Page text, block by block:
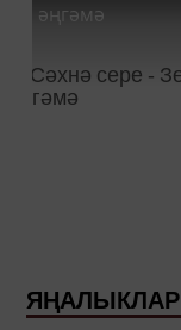
әңгәмә
ЯҢАЛЫКЛАР